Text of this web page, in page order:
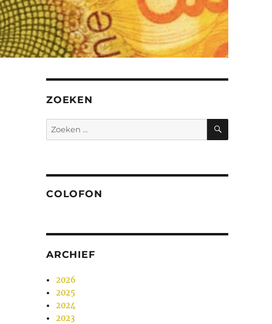
ZOEKEN
Zoeken
naar:
ZOEKEN
COLOFON
ARCHIEF
2026
2025
2024
2023